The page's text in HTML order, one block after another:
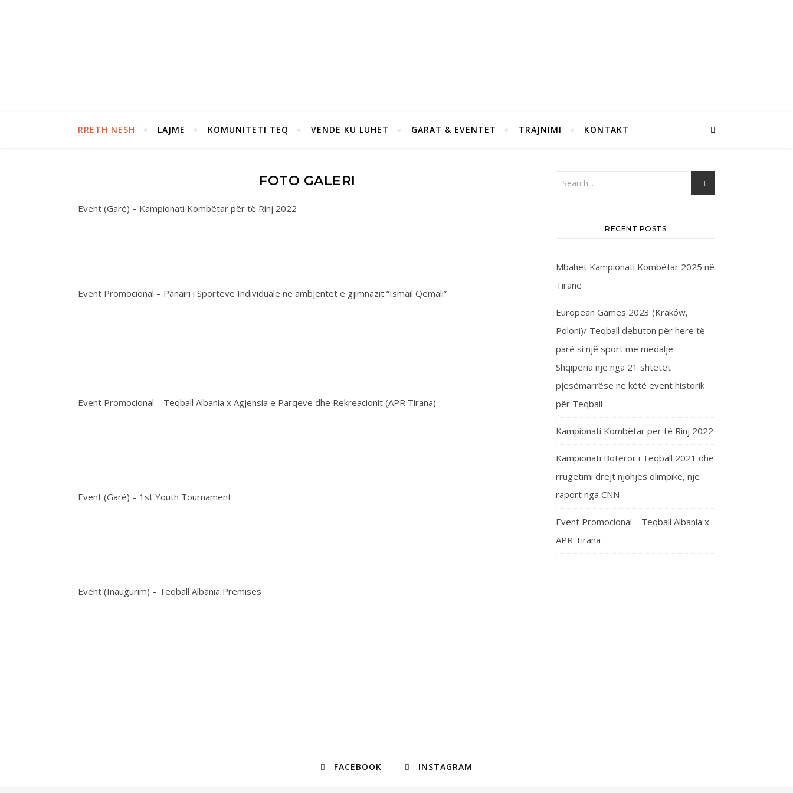
RRETH NESH LAJME KOMUNITETI TEQ VENDE KU LUHET GARAT & EVENTET TRAJNIMI KONTAKT
FOTO GALERI
Event (Garë) – Kampionati Kombëtar për të Rinj 2022
Event Promocional – Panairi i Sporteve Individuale në ambjentet e gjimnazit “Ismail Qemali”
Event Promocional – Teqball Albania x Agjensia e Parqeve dhe Rekreacionit (APR Tirana)
Event (Garë) – 1st Youth Tournament
Event (Inaugurim) – Teqball Albania Premises
RECENT POSTS
Mbahet Kampionati Kombëtar 2025 në
Tiranë
European Games 2023 (Kraków,
Poloni)/ Teqball debuton për herë të
parë si një sport me medalje –
Shqipëria një nga 21 shtetet
pjesëmarrëse në këtë event historik
për Teqball
Kampionati Kombëtar për të Rinj 2022
Kampionati Botëror i Teqball 2021 dhe
rrugëtimi drejt njohjes olimpike, një
raport nga CNN
Event Promocional – Teqball Albania x
APR Tirana
FACEBOOK INSTAGRAM